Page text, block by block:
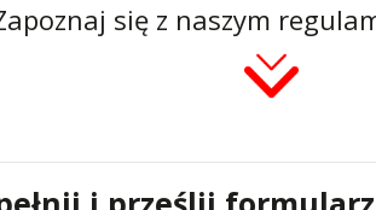
się z naszym